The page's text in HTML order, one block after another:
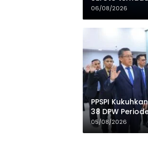
Merah Putih
06/08/2026
PPSPI
38 DPW
05/08/2026